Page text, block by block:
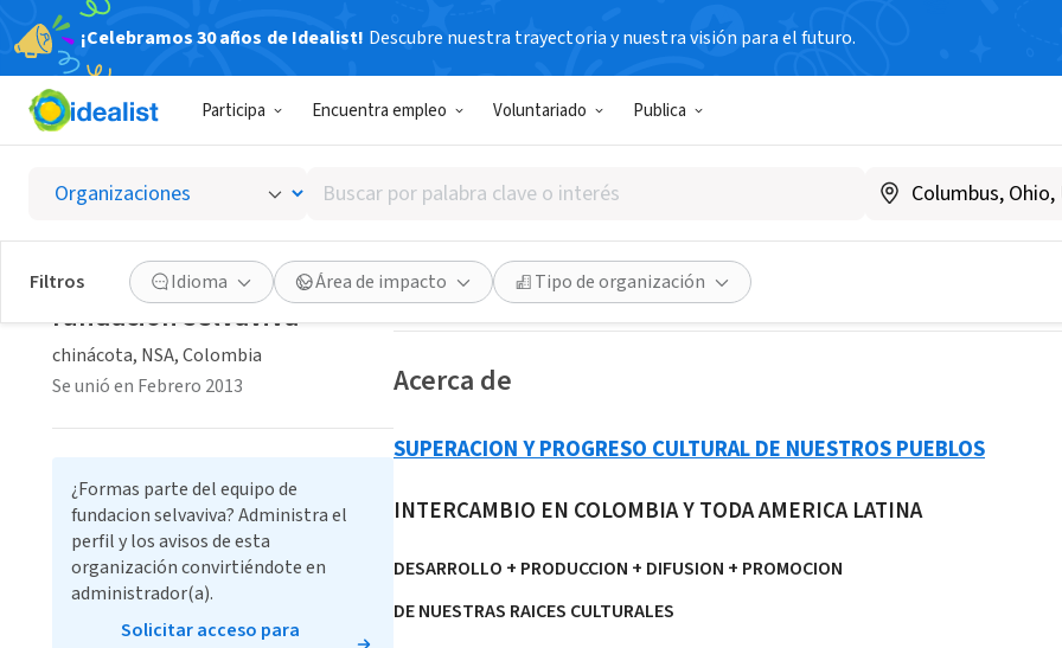
¡Celebramos 30 años de Idealist! Descubre nuestra trayectoria y nuestra visión para el futuro.
Participa Encuentra empleo Voluntariado Publica
Buscar
por
palabra
clave
o
interés
Filtros Idioma Área de impacto Tipo de organización
fundacion selvaviva
chinácota, NSA, Colombia|fundacion-selvaviva.blogspot.com
Guardar Compartir
Acerca de
SUPERACION Y PROGRESO CULTURAL DE NUESTROS PUEBLOS
INTERCAMBIO EN COLOMBIA Y TODA AMERICA LATINA
DESARROLLO + PRODUCCION + DIFUSION + PROMOCION
DE NUESTRAS RAICES CULTURALES
fundacion selvaviva
chinácota, NSA, Colombia
Se unió en Febrero 2013
¿Formas parte del equipo de
fundacion selvaviva? Administra el
perfil y los avisos de esta
organización convirtiéndote en
administrador(a).
Solicitar acceso para